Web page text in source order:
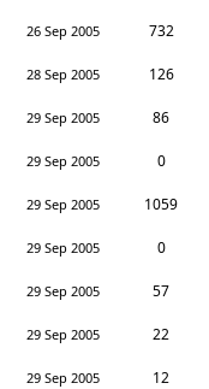
26 Sep 2005 732
28 Sep 2005 126
29 Sep 2005 86
29 Sep 2005 0
29 Sep 2005 1059
29 Sep 2005 0
29 Sep 2005 57
29 Sep 2005 22
29 Sep 2005 12